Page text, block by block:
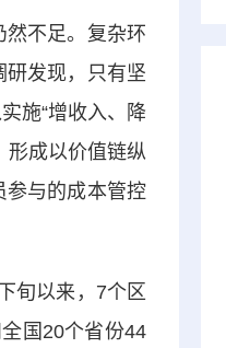
不足。复杂环
发现，只有坚
施“增收入、降
形成以价值链纵
参与的成本管控
旬以来，7个区
国20个省份44